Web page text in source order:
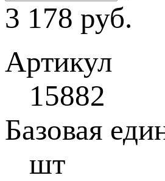
3 178 руб.
Артикул
15882
Базовая
шт